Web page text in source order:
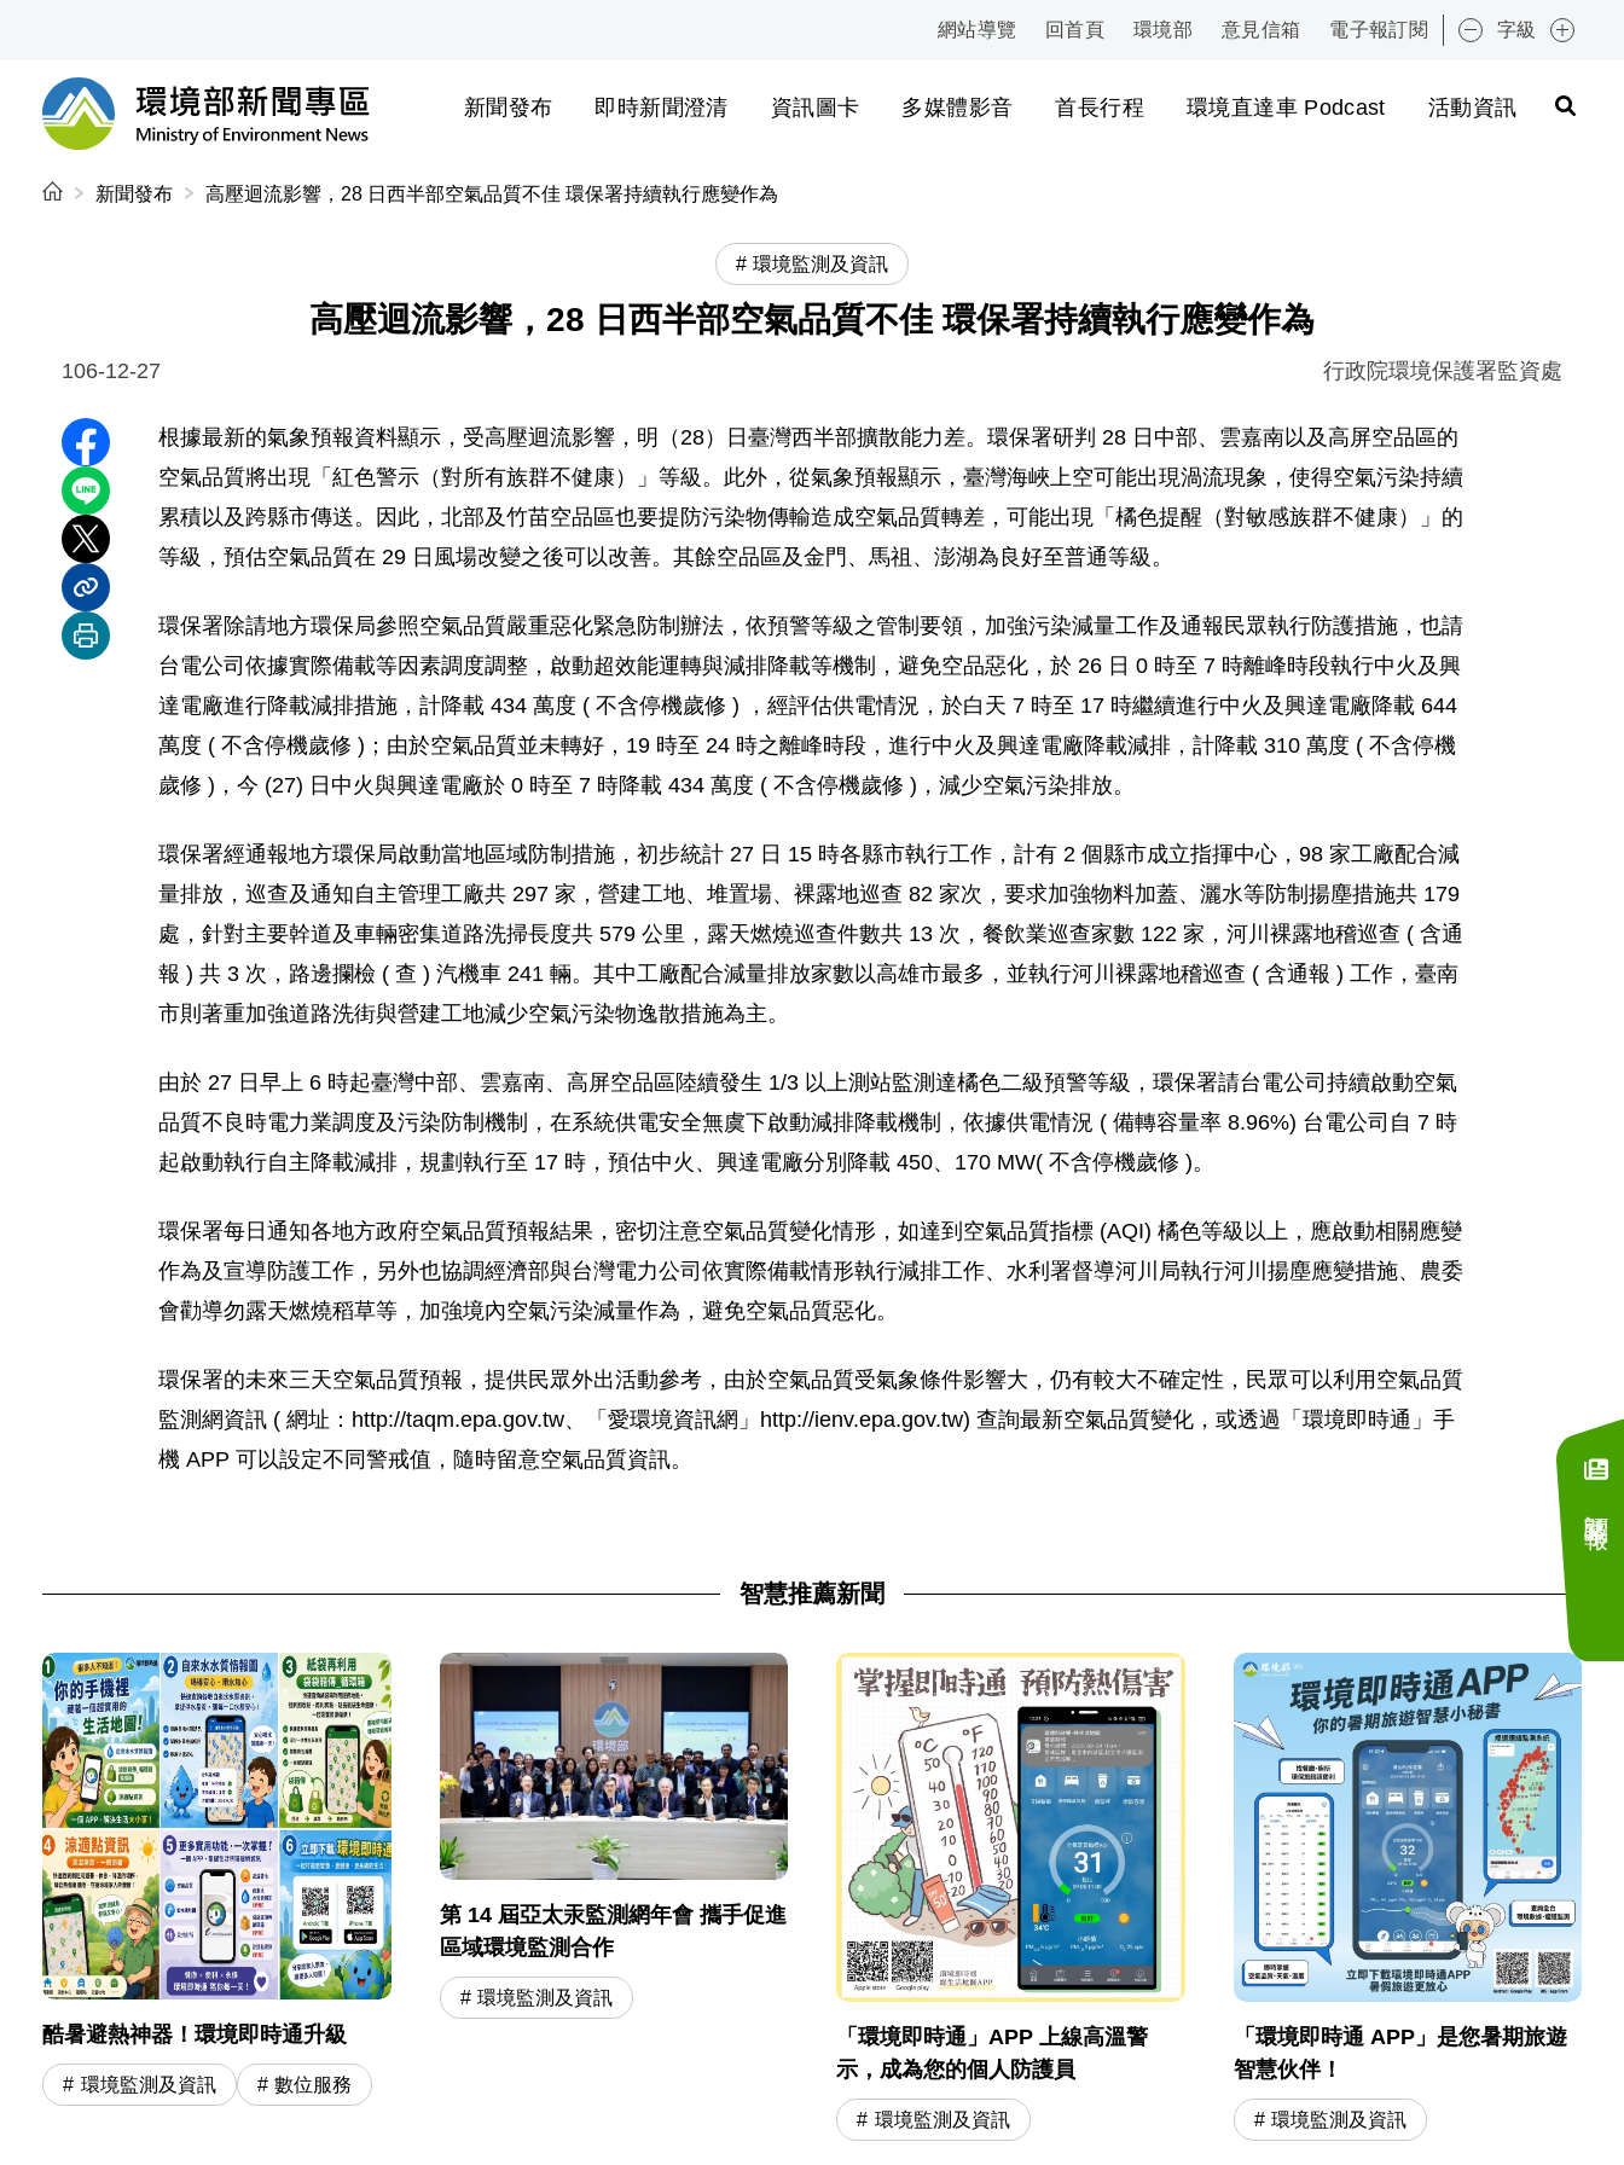
:::
網站導覽 回首頁 環境部 意見信箱 電子報訂閱 字級
環境部新聞專區
新聞發布 即時新聞澄清 資訊圖卡 多媒體影音 首長行程 環境直達車 Podcast 活動資訊
:::
新聞發布 高壓迴流影響，28 日西半部空氣品質不佳 環保署持續執行應變作為
環境監測及資訊
高壓迴流影響，28 日西半部空氣品質不佳 環保署持續執行應變作為
106-12-27 行政院環境保護署監資處
分享至 Facebook
分享到 LINE
分享到 X
分享內容連結
列印本頁
根據最新的氣象預報資料顯示，受高壓迴流影響，明（28）日臺灣西半部擴散能力差。環保署研判 28 日中部、雲嘉南以及高屏空品區的
空氣品質將出現「紅色警示（對所有族群不健康）」等級。此外，從氣象預報顯示，臺灣海峽上空可能出現渦流現象，使得空氣污染持續
累積以及跨縣市傳送。因此，北部及竹苗空品區也要提防污染物傳輸造成空氣品質轉差，可能出現「橘色提醒（對敏感族群不健康）」的
等級，預估空氣品質在 29 日風場改變之後可以改善。其餘空品區及金門、馬祖、澎湖為良好至普通等級。
環保署除請地方環保局參照空氣品質嚴重惡化緊急防制辦法，依預警等級之管制要領，加強污染減量工作及通報民眾執行防護措施，也請
台電公司依據實際備載等因素調度調整，啟動超效能運轉與減排降載等機制，避免空品惡化，於 26 日 0 時至 7 時離峰時段執行中火及興
達電廠進行降載減排措施，計降載 434 萬度 ( 不含停機歲修 ) ，經評估供電情況，於白天 7 時至 17 時繼續進行中火及興達電廠降載 644
萬度 ( 不含停機歲修 )；由於空氣品質並未轉好，19 時至 24 時之離峰時段，進行中火及興達電廠降載減排，計降載 310 萬度 ( 不含停機
歲修 )，今 (27) 日中火與興達電廠於 0 時至 7 時降載 434 萬度 ( 不含停機歲修 )，減少空氣污染排放。
環保署經通報地方環保局啟動當地區域防制措施，初步統計 27 日 15 時各縣市執行工作，計有 2 個縣市成立指揮中心，98 家工廠配合減
量排放，巡查及通知自主管理工廠共 297 家，營建工地、堆置場、裸露地巡查 82 家次，要求加強物料加蓋、灑水等防制揚塵措施共 179
處，針對主要幹道及車輛密集道路洗掃長度共 579 公里，露天燃燒巡查件數共 13 次，餐飲業巡查家數 122 家，河川裸露地稽巡查 ( 含通
報 ) 共 3 次，路邊攔檢 ( 查 ) 汽機車 241 輛。其中工廠配合減量排放家數以高雄市最多，並執行河川裸露地稽巡查 ( 含通報 ) 工作，臺南
市則著重加強道路洗街與營建工地減少空氣污染物逸散措施為主。
由於 27 日早上 6 時起臺灣中部、雲嘉南、高屏空品區陸續發生 1/3 以上測站監測達橘色二級預警等級，環保署請台電公司持續啟動空氣
品質不良時電力業調度及污染防制機制，在系統供電安全無虞下啟動減排降載機制，依據供電情況 ( 備轉容量率 8.96%) 台電公司自 7 時
起啟動執行自主降載減排，規劃執行至 17 時，預估中火、興達電廠分別降載 450、170 MW( 不含停機歲修 )。
環保署每日通知各地方政府空氣品質預報結果，密切注意空氣品質變化情形，如達到空氣品質指標 (AQI) 橘色等級以上，應啟動相關應變
作為及宣導防護工作，另外也協調經濟部與台灣電力公司依實際備載情形執行減排工作、水利署督導河川局執行河川揚塵應變措施、農委
會勸導勿露天燃燒稻草等，加強境內空氣污染減量作為，避免空氣品質惡化。
環保署的未來三天空氣品質預報，提供民眾外出活動參考，由於空氣品質受氣象條件影響大，仍有較大不確定性，民眾可以利用空氣品質
監測網資訊 ( 網址：http://taqm.epa.gov.tw、「愛環境資訊網」http://ienv.epa.gov.tw) 查詢最新空氣品質變化，或透過「環境即時通」手
機 APP 可以設定不同警戒值，隨時留意空氣品質資訊。
智慧推薦新聞
酷暑避熱神器！環境即時通升級
環境監測及資訊 數位服務
第 14 屆亞太汞監測網年會 攜手促進
區域環境監測合作
環境監測及資訊
「環境即時通」APP 上線高溫警
示，成為您的個人防護員
環境監測及資訊
「環境即時通 APP」是您暑期旅遊
智慧伙伴！
環境監測及資訊